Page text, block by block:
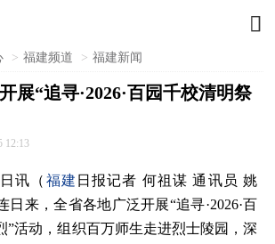

> 福建频道 > 福建新闻
展“追寻·2026·百园千校清明祭
12:13
讯（ 福建 日报记者 何祖谋 通讯员 姚
日来，全省各地广泛开展“追寻·2026·百
”活动，组织百万师生走进烈士陵园，深